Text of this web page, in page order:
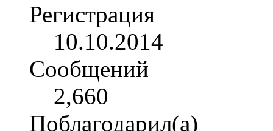
Регистрация
10.10.2014
Сообщений
2,660
Поблагодарил(а)